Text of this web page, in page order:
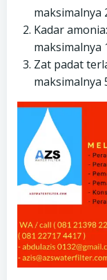
maksimalnya
Kadar
maksimalnya
Zat padat
maksimalnya